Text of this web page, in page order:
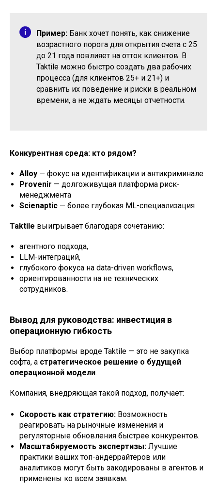
Пример: Банк хочет понять, как снижение
возрастного порога для открытия счета с 25
до 21 года повлияет на отток клиентов. В
Taktile можно быстро создать два рабочих
процесса (для клиентов 25+ и 21+) и
сравнить их поведение и риски в реальном
времени, а не ждать месяцы отчетности.
Конкурентная среда: кто рядом?
Alloy — фокус на идентификации и антикриминале
Provenir — долгоживущая платформа риск-
менеджмента
Scienaptic — более глубокая ML-специализация
Taktile выигрывает благодаря сочетанию:
агентного подхода,
LLM-интеграций,
глубокого фокуса на data-driven workflows,
ориентированности на не технических
сотрудников.
Вывод для руководства: инвестиция в
операционную гибкость
Выбор платформы вроде Taktile — это не закупка
софта, а стратегическое решение о будущей
операционной модели.
Компания, внедряющая такой подход, получает:
Скорость как стратегию: Возможность
реагировать на рыночные изменения и
регуляторные обновления быстрее конкурентов.
Масштабируемость экспертизы: Лучшие
практики ваших топ-андеррайтеров или
аналитиков могут быть закодированы в агентов и
применены ко всем заявкам.